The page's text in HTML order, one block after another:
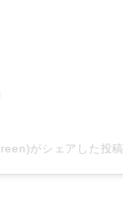
がシェアした投稿